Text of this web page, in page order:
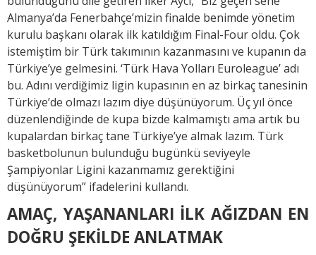
Almanya’da Fenerbahçe’mizin finalde benimde yönetim
kurulu başkanı olarak ilk katıldığım Final-Four oldu. Çok
istemiştim bir Türk takımının kazanmasını ve kupanın da
Türkiye’ye gelmesini. ‘Türk Hava Yolları Euroleague’ adı
bu. Adını verdiğimiz ligin kupasının en az birkaç tanesinin
Türkiye’de olmazı lazım diye düşünüyorum. Üç yıl önce
düzenlendiğinde de kupa bizde kalmamıştı ama artık bu
kupalardan birkaç tane Türkiye’ye almak lazım. Türk
basketbolunun bulunduğu bugünkü seviyeyle
Şampiyonlar Ligini kazanmamız gerektiğini
düşünüyorum” ifadelerini kullandı.
AMAÇ, YAŞANANLARI İLK AĞIZDAN EN
DOĞRU ŞEKİLDE ANLATMAK